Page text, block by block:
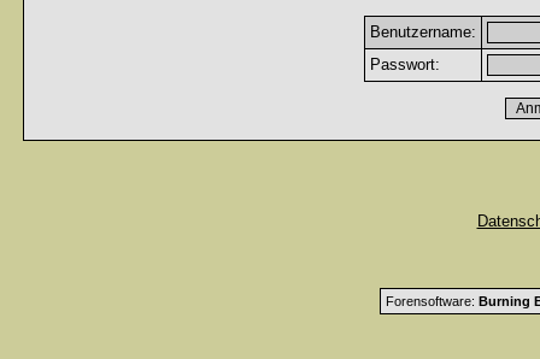
Benutzername:
Passwort:
Forensoftware: Burning